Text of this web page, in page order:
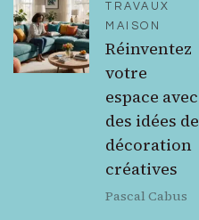
TRAVAUX
MAISON
Réinventez
votre
espace avec
des idées de
décoration
créatives
Pascal Cabus